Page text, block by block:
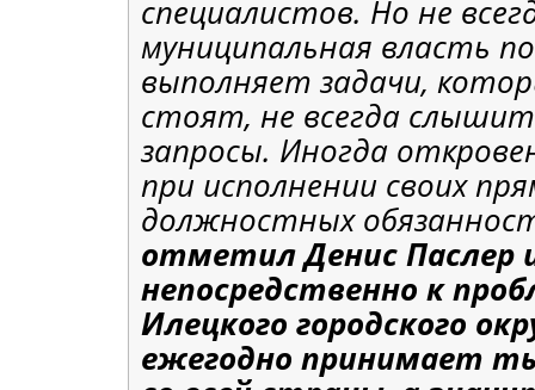
специалистов. Но не
муниципальная власть
выполняет задачи,
стоят, не всегда
запросы. Иногда
при исполнении своих
должностных
отметил Денис Паслер
непосредственно к
Илецкого городского
ежегодно принимает